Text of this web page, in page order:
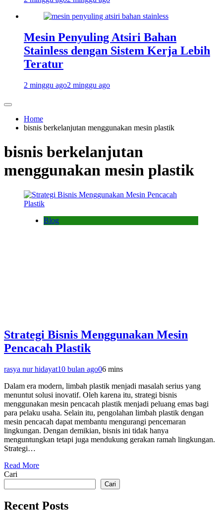
Mesin Penyuling Atsiri Bahan
Stainless dengan Sistem Kerja Lebih
Teratur
2 minggu ago2 minggu ago
Home
bisnis berkelanjutan menggunakan mesin plastik
bisnis berkelanjutan
menggunakan mesin plastik
Blog
Strategi Bisnis Menggunakan Mesin
Pencacah Plastik
rasya nur hidayat10 bulan ago06 mins
Dalam era modern, limbah plastik menjadi masalah serius yang
menuntut solusi inovatif. Oleh karena itu, strategi bisnis
menggunakan mesin pencacah plastik menjadi peluang emas bagi
para pelaku usaha. Selain itu, pengolahan limbah plastik dengan
mesin pencacah dapat membantu mengurangi pencemaran
lingkungan. Dengan demikian, bisnis ini tidak hanya
menguntungkan tetapi juga mendukung gerakan ramah lingkungan.
Strategi…
Read More
Cari
Cari
Recent Posts